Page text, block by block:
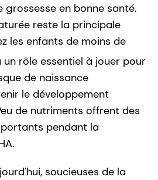
en bonne santé.
reste la principale
les enfants de moins de
un rôle essentiel à jouer pour
de naissance
le développement
de nutriments offrent des
pendant la
soucieuses de la